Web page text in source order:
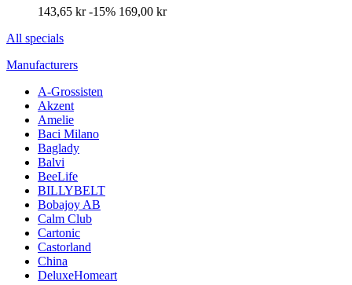
143,65 kr-15% 169,00 kr
All specials
Manufacturers
A-Grossisten
Akzent
Amelie
Baci Milano
Baglady
Balvi
BeeLife
BILLYBELT
Bobajoy AB
Calm Club
Cartonic
Castorland
China
DeluxeHomeart